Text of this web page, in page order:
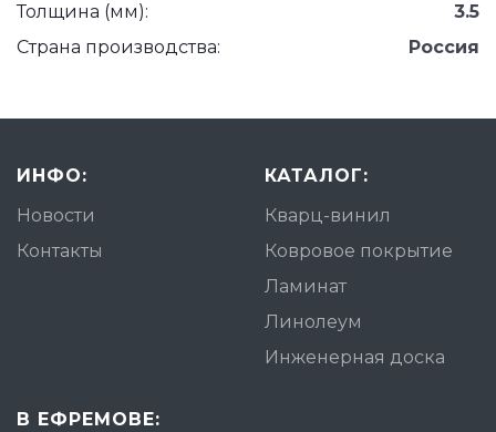
Толщина (мм):
3.5
Страна производства:
Россия
ИНФО:
Новости
Контакты
КАТАЛОГ:
Кварц-винил
Ковровое покрытие
Ламинат
Линолеум
Инженерная доска
В ЕФРЕМОВЕ: